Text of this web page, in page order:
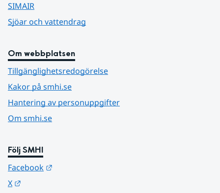
SIMAIR
Sjöar och vattendrag
Om webbplatsen
Tillgänglighetsredogörelse
Kakor på smhi.se
Hantering av personuppgifter
Om smhi.se
Följ SMHI
Facebook
X